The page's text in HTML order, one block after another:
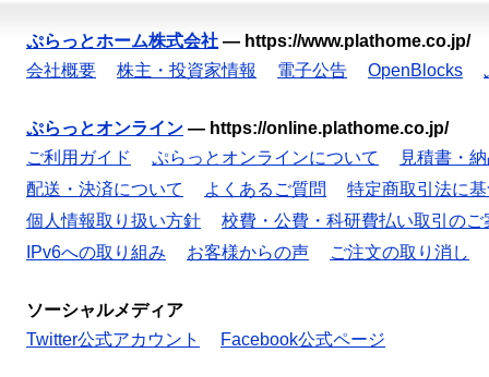
ぷらっとホーム株式会社 — https://www.plathome.co.jp/
会社概要
株主・投資家情報 電子公告 OpenBlocks
ぷらっとオンライン — https://online.plathome.co.jp/
ご利用ガイド
ぷらっとオンラインについて
見積書・
配送・決済について
よくあるご質問
特定商取引法に
個人情報取り扱い方針
校費・公費・科研費払い取引のご
IPv6への取り組み
お客様からの声 ご注文の取り消し
ソーシャルメディア
Twitter公式アカウント
Facebook公式ページ